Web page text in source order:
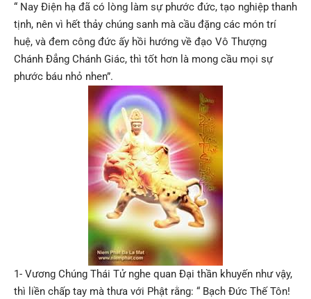
“ Nay Điện hạ đã có lòng làm sự phước đức, tạo nghiệp thanh
tịnh, nên vì hết thảy chúng sanh mà cầu đặng các món trí
huệ, và đem công đức ấy hồi hướng về đạo Vô Thượng
Chánh Đẳng Chánh Giác, thì tốt hơn là mong cầu mọi sự
phước báu nhỏ nhen”.
1- Vương Chúng Thái Tử nghe quan Đại thần khuyến như vậy,
thì liền chấp tay mà thưa với Phật rằng: “ Bạch Đức Thế Tôn!